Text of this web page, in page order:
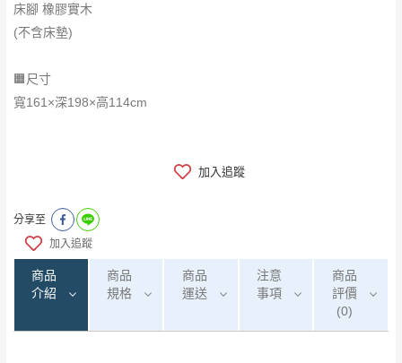
床腳 橡膠實木
(不含床墊)
🟧尺寸
寬161×深198×高114cm
加入追蹤
分享至
加入追蹤
商品
介紹
商品
規格
商品
運送
注意
事項
商品
評價
(0)